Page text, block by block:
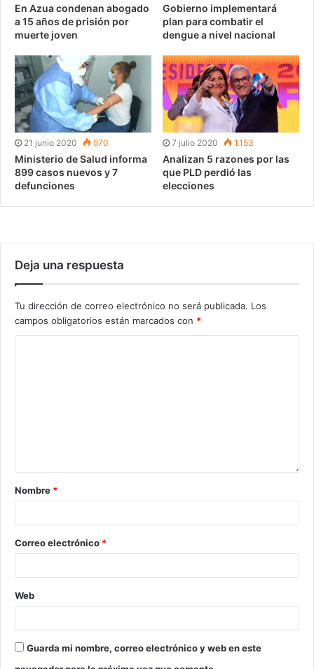
En Azua condenan abogado
a 15 años de prisión por
muerte joven
Gobierno implementará
plan para combatir el
dengue a nivel nacional
21 junio 2020 570
Ministerio de Salud informa
899 casos nuevos y 7
defunciones
7 julio 2020 1.153
Analizan 5 razones por las
que PLD perdió las
elecciones
Deja una respuesta
Tu dirección de correo electrónico no será publicada. Los
campos obligatorios están marcados con *
Nombre *
Correo electrónico *
Web
Guarda mi nombre, correo electrónico y web en este